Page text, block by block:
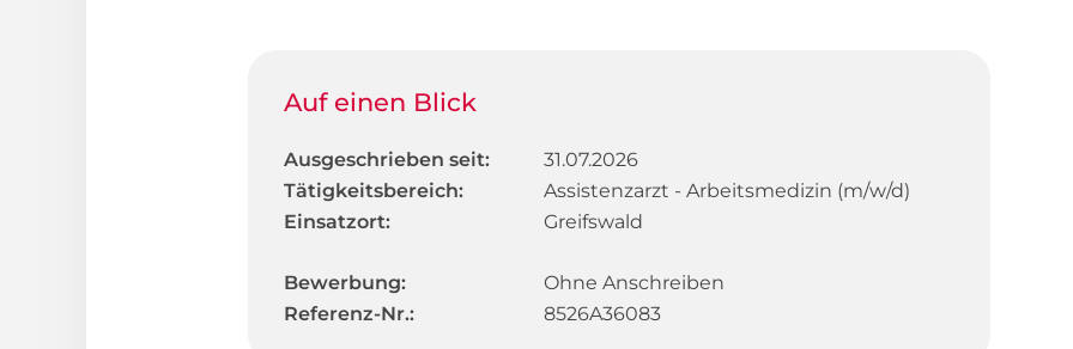
Auf einen Blick
Ausgeschrieben seit:
31.07.2026
Tätigkeitsbereich:
Assistenzarzt - Arbeitsmedizin (m/w/d)
Einsatzort:
Greifswald
Bewerbung:
Ohne Anschreiben
Referenz-Nr.:
8526A36083